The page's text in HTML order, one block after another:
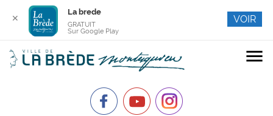
menu
✕
La brede
GRATUIT
Sur Google Play
VOIR